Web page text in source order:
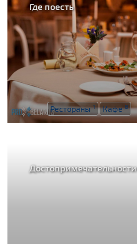
Где поесть
Рестораны1 Кафе8
Достопримечательности